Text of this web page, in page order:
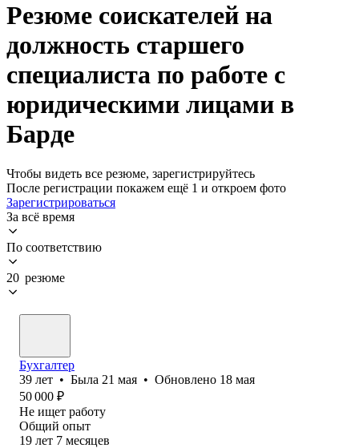
Резюме соискателей на
должность старшего
специалиста по работе с
юридическими лицами в
Барде
Чтобы видеть все резюме, зарегистрируйтесь
После регистрации покажем ещё 1 и откроем фото
Зарегистрироваться
За всё время
По соответствию
20 резюме
Бухгалтер
39 лет • Была 21 мая • Обновлено 18 мая
50 000 ₽
Не ищет работу
Общий опыт
19 лет 7 месяцев